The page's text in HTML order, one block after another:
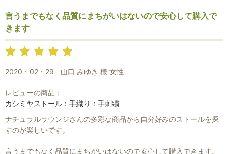
私の他に何人か注目しておられる方がいたとは思いもよりませんで
した。
ラッキーでした。
言うまでもなく品質にまちがいはないので安心して購入で
きます
2020・02・29 山口 みゆき 様 女性
レビューの商品：
カシミヤストール：手織り：手刺繍
ナチュラルラウンジさんの多彩な商品から自分好みのストールを探
すのが楽しいです。
言うまでもなく品質にまちがいはないので安心して購入できます。